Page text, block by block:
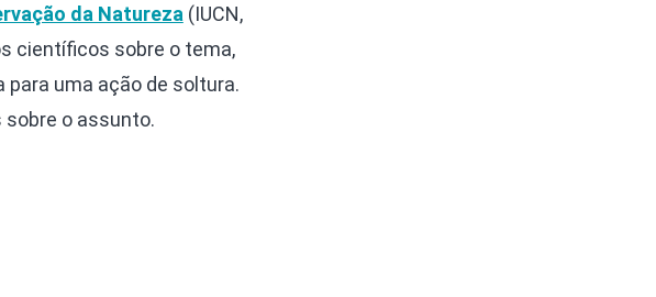
da Natureza (IUCN,
científicos sobre o tema,
uma ação de soltura.
o assunto.